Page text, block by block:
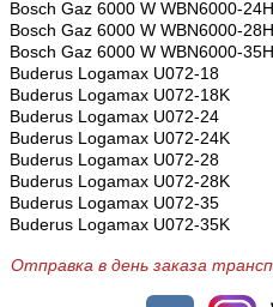
Bosch Gaz 6000 W WBN6000-24H
Bosch Gaz 6000 W WBN6000-28H
Bosch Gaz 6000 W WBN6000-35H
Buderus Logamax U072-18
Buderus Logamax U072-18K
Buderus Logamax U072-24
Buderus Logamax U072-24K
Buderus Logamax U072-28
Buderus Logamax U072-28K
Buderus Logamax U072-35
Buderus Logamax U072-35K
Отправка в день заказа